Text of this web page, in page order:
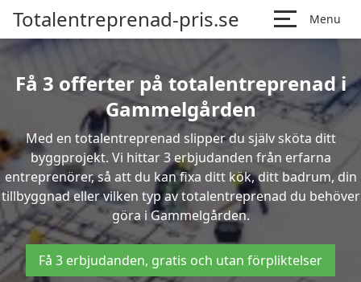
Totalentreprenad-pris.se Menu
Få 3 offerter på totalentreprenad i
Gammelgården
Med en totalentreprenad slipper du själv sköta ditt
byggprojekt. Vi hittar 3 erbjudanden från erfarna
entreprenörer, så att du kan fixa ditt kök, ditt badrum, din
tillbyggnad eller vilken typ av totalentreprenad du behöver
göra i Gammelgården.
Få 3 erbjudanden, gratis och utan förpliktelser